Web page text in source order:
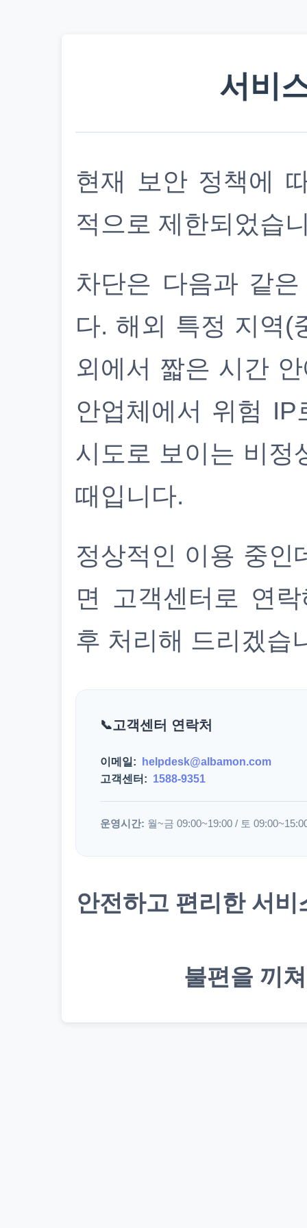
서비
현재 보안 정책에
적으로 제한되었습
차단은 다음과 같
다. 해외 특정 지역(
외에서 짧은 시간
안업체에서 위험
시도로 보이는 비정
때입니다.
정상적인 이용 중인
면 고객센터로 연
후 처리해 드리겠습
고객센터 연락처
이메일:
helpdesk@albamon.com
고객센터: 1588-9351
운영시간: 월~금 09:00~19:00 / 토
안전하고 편리한 서
불편을 끼